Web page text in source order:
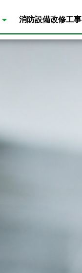
消防設備改修工事